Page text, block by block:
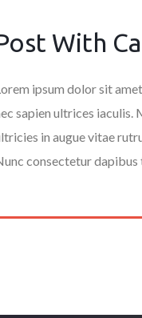
With
ipsum dolor sit
sapien ultrices iaculis.
in augue vitae
consectetur dapibus